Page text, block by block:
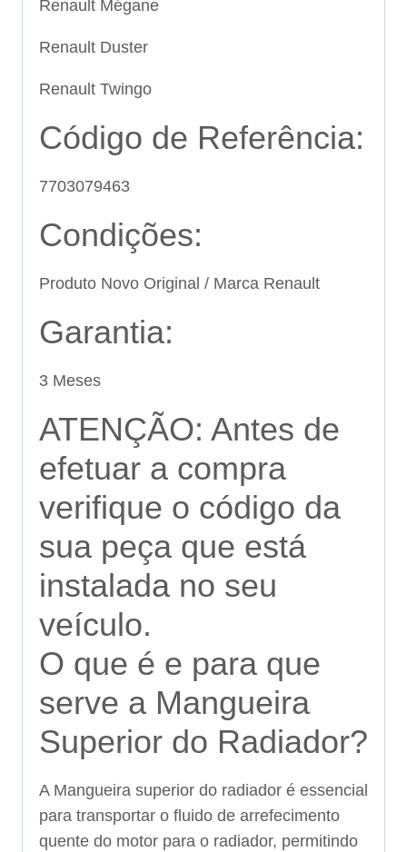
Renault Mégane
Renault Duster
Renault Twingo
Código de Referência:
7703079463
Condições:
Produto Novo Original / Marca Renault
Garantia:
3 Meses
ATENÇÃO: Antes de
efetuar a compra
verifique o código da
sua peça que está
instalada no seu
veículo.
O que é e para que
serve a Mangueira
Superior do Radiador?
A Mangueira superior do radiador é essencial
para transportar o fluido de arrefecimento
quente do motor para o radiador, permitindo